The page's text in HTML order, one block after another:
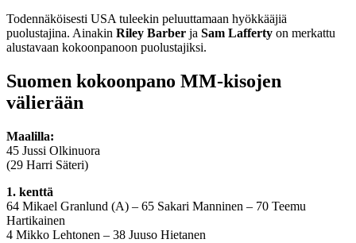
Todennäköisesti USA tuleekin peluuttamaan hyökkääjiä
puolustajina. Ainakin Riley Barber ja Sam Lafferty on merkattu
alustavaan kokoonpanoon puolustajiksi.
Suomen kokoonpano MM-kisojen
välierään
Maalilla:
45 Jussi Olkinuora
(29 Harri Säteri)
1. kenttä
64 Mikael Granlund (A) – 65 Sakari Manninen – 70 Teemu
Hartikainen
4 Mikko Lehtonen – 38 Juuso Hietanen